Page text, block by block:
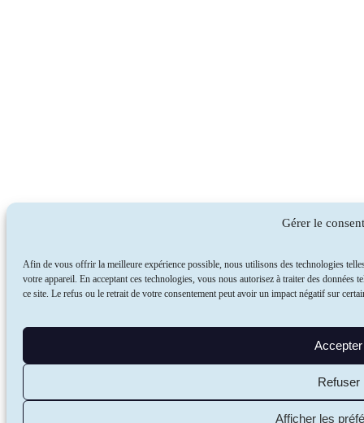
Gérer le
Afin de vous offrir la meilleure expérience possible, nous utilisons des technologies
votre appareil. En acceptant ces technologies, vous nous autorisez à traiter des
ce site. Le refus ou le retrait de votre consentement peut avoir un impact négatif sur
Accepter
Refuser
Afficher les